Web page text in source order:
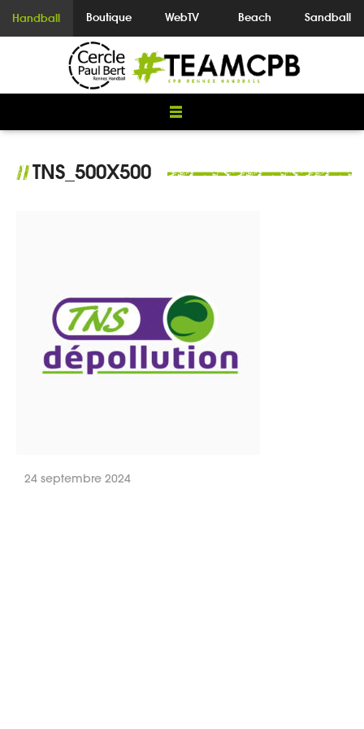
Handball Boutique WebTV Beach Sandball
//TNS_500X500
24 septembre 2024